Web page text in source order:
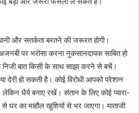
और सतर्कता बरतने की जरूरत होगी।
पर भरोसा करना नुकसानदायक साबित हो
बात किसी के साथ साझा करने से बचें।
देरी हो सकती है। कोई विरोधी आपको परेशान
धैर्य बनाए रखें। संतान के लिए कोई प्यारा-
का माहौल खुशियों से भर जाएगा। माताजी